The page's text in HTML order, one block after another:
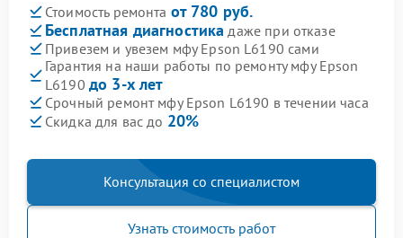
Стоимость ремонта от 780 руб.
Бесплатная диагностика даже при отказе
Привезем и увезем мфу Epson L6190 сами
Гарантия на наши работы по ремонту мфу Epson
L6190 до 3-х лет
Срочный ремонт мфу Epson L6190 в течении часа
Скидка для вас до 20%
Консультация со специалистом
Узнать стоимость работ